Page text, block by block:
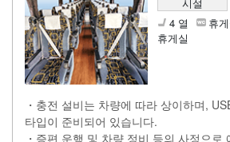
4 열
휴
휴게실
・충전 설비는 차량에 따라 상이하며,
타입이 준비되어 있습니다.
・증편 운행 및 차량 정비 등의 사정으로